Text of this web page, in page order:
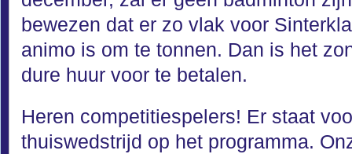
bewezen dat er zo vlak voor
animo is om te tonnen. Dan is het
dure huur voor te betalen.
Heren competitiespelers! Er staat
thuiswedstrijd op het programma.